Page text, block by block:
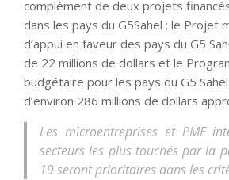
complément de deux projets
dans les pays du G5Sahel : le Projet
d’appui en faveur des pays du G5
de 22 millions de dollars et le
budgétaire pour les pays du G5
d’environ 286 millions de dollars
Les microentreprises et PME
secteurs les plus touchés par la
19 seront prioritaires dans les